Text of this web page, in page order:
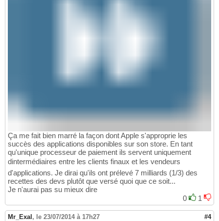
Ça me fait bien marré la façon dont Apple s'approprie les
succès des applications disponibles sur son store. En tant
qu'unique processeur de paiement ils servent uniquement
dintermédiaires entre les clients finaux et les vendeurs
d'applications. Je dirai qu'ils ont prélevé 7 milliards (1/3) des
recettes des devs plutôt que versé quoi que ce soit...
Je n'aurai pas su mieux dire
0
1
Mr_Exal, le 23/07/2014 à 17h27 #4